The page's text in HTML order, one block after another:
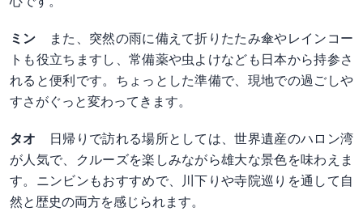
ミン
また、突然の雨に備えて折りたたみ傘やレインコー
トも役立ちますし、常備薬や虫よけなども日本から持参さ
れると便利です。ちょっとした準備で、現地での過ごしや
すさがぐっと変わってきます。
タオ
日帰りで訪れる場所としては、世界遺産のハロン湾
が人気で、クルーズを楽しみながら雄大な景色を味わえま
す。ニンビンもおすすめで、川下りや寺院巡りを通して自
然と歴史の両方を感じられます。